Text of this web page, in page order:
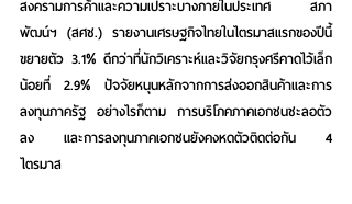
สงครามการค้าและความเปราะบางภายในประเทศ สภา
พัฒน์ฯ (สศช.) รายงานเศรษฐกิจไทยในไตรมาสแรกของปีนี้
ขยายตัว 3.1% ดีกว่าที่นักวิเคราะห์และวิจัยกรุงศรีคาดไว้เล็ก
น้อยที่ 2.9% ปัจจัยหนุนหลักจากการส่งออกสินค้าและการ
ลงทุนภาครัฐ อย่างไรก็ตาม การบริโภคภาคเอกชนชะลอตัว
ลง และการลงทุนภาคเอกชนยังคงหดตัวติดต่อกัน 4
ไตรมาส